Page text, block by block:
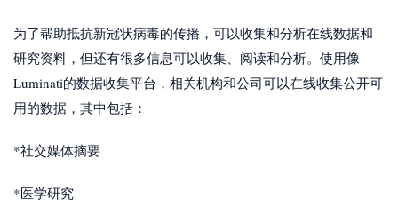
为了帮助抵抗新冠状病毒的传播，可以收集和分析在线数据和
研究资料，但还有很多信息可以收集、阅读和分析。使用像
Luminati的数据收集平台，相关机构和公司可以在线收集公开可
用的数据，其中包括：
*社交媒体摘要
*医学研究